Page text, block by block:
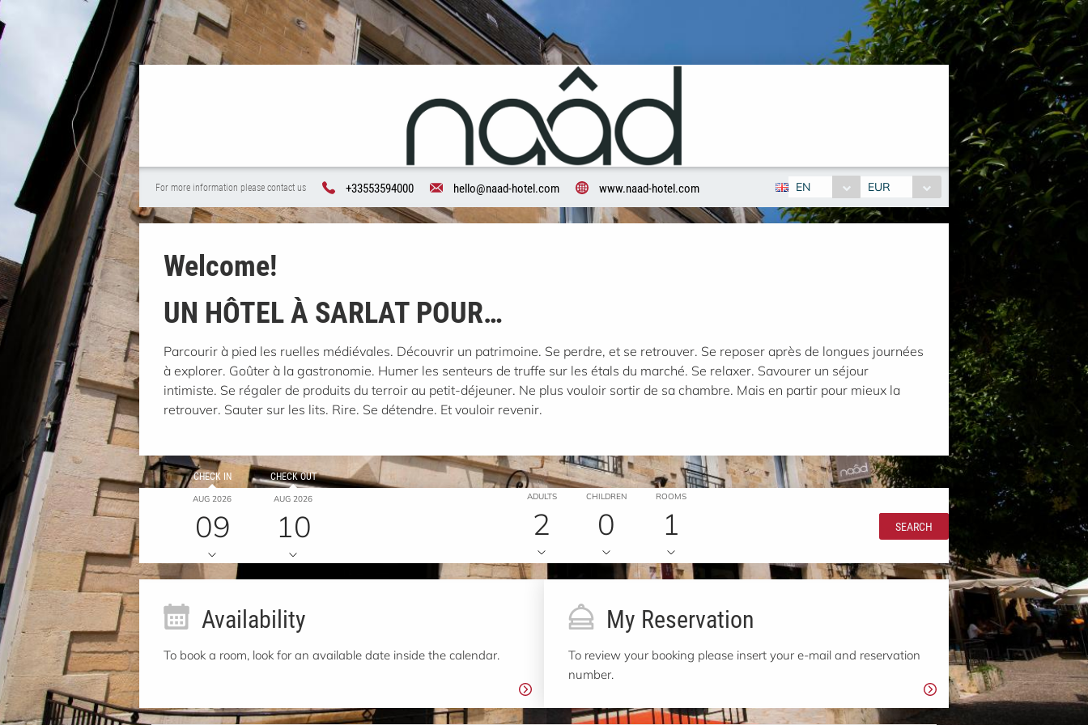
For more information please contact us +33553594000 hello@naad-hotel.com www.naad-hotel.com EN EUR
Welcome!
UN HÔTEL À SARLAT POUR…
Parcourir à pied les ruelles médiévales. Découvrir un patrimoine. Se perdre, et se retrouver. Se reposer après de longues journées
à explorer. Goûter à la gastronomie. Humer les senteurs de truffe sur les étals du marché. Se relaxer. Savourer un séjour
intimiste. Se régaler de produits du terroir au petit-déjeuner. Ne plus vouloir sortir de sa chambre. Mais en partir pour mieux la
retrouver. Sauter sur les lits. Rire. Se détendre. Et vouloir revenir.
CHECK IN
AUG 2026
09
CHECK OUT
AUG 2026
10
ADULTS
2
CHILDREN
0
ROOMS
1 SEARCH
Availability
To book a room, look for an available date inside the calendar.
My Reservation
To review your booking please insert your e-mail and reservation
number.